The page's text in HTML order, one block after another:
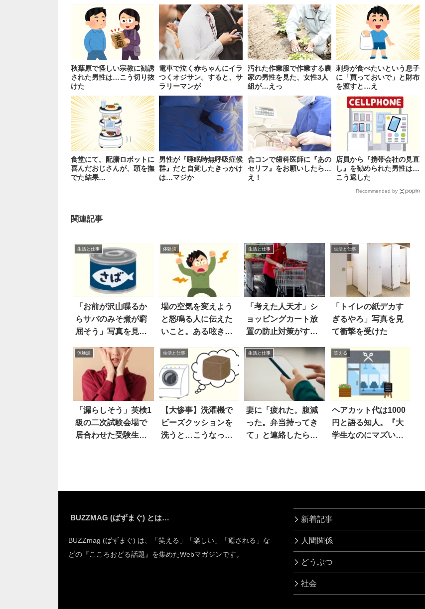
秋葉原で怪しい宗教に勧誘
された男性は…こう切り抜
けた
電車で泣く赤ちゃんにイラ
つくオジサン。すると、サ
ラリーマンが
汚れた作業服で作業する農
家の男性を見た、女性3人
組が…えっ
刺身が食べたいという息子
に「買っておいで」と財布
を渡すと…え
食堂にて。配膳ロボットに
喜んだおじさんが、頭を撫
でた結果…
男性が『睡眠時無呼吸症候
群』だと自覚したきっかけ
は…マジか
合コンで歯科医師に『あの
セリフ』をお願いしたら…
え！
店員から『携帯会社の見直
し』を勧められた男性は…
こう返した
Recommended by
関連記事
生活と仕事
「お前が沢山喋るか
らサバのみそ煮が窮
屈そう」写真を見て
体験談
場の空気を変えよう
と怒鳴る人に伝えた
いこと。ある呟きに
生活と仕事
「考えた人天才」シ
ョッピングカート放
置の防止対策がすご
生活と仕事
「トイレの紙デカす
ぎるやろ」写真を見
て衝撃を受けた
体験談
「漏らしそう」英検1
級の二次試験会場で
居合わせた受験生
生活と仕事
【大惨事】洗濯機で
ビーズクッションを
洗うと…こうなっち
生活と仕事
妻に「疲れた。腹減
った。弁当持ってき
て」と連絡したら…
笑える
ヘアカット代は1000
円と語る知人。『大
学生なのにマズい
BUZZMAG (ばずまぐ) とは…
BUZZmag (ばずまぐ) は、「笑える」「楽しい」「癒される」な
どの『こころおどる話題』を集めたWebマガジンです。
新着記事
人間関係
どうぶつ
社会